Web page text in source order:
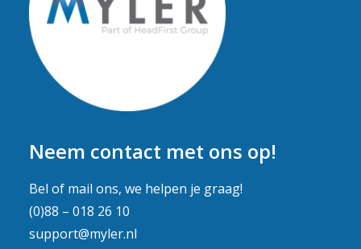
Neem contact met ons op!
Bel of mail ons, we helpen je graag!
(0)88 – 018 26 10
support@myler.nl